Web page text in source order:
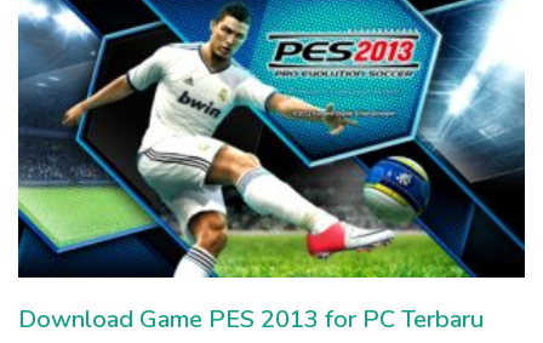
Download Game PES 2013 for PC Terbaru